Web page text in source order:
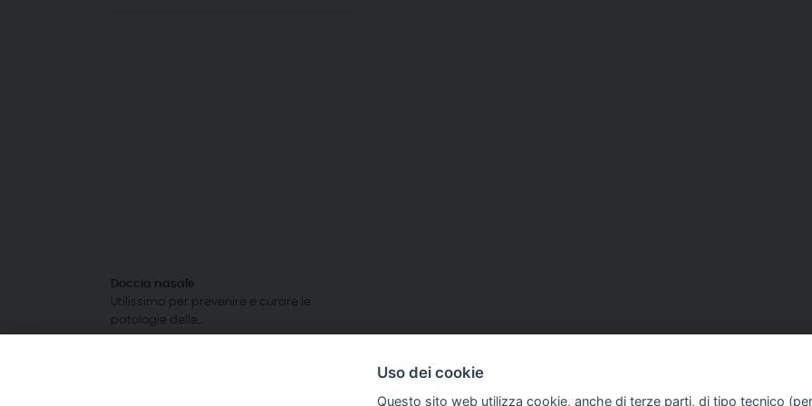
Doccia nasale
Utilissima per prevenire e curare le
patologie delle...
Uso dei cookie
Questo sito web utilizza cookie, anche di terze parti, di tipo tecnico (per